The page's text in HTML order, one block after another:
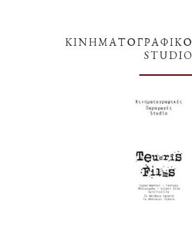
ΚΙΝΗΜΑΤΟΓΡΑΦΙΚΌ
STUDIO